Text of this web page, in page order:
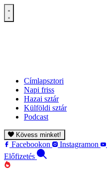
Címlapsztori
Napi friss
Hazai sztár
Külföldi sztár
Podcast
Kövess minket!
Facebookon Instagramon
Előfizetés